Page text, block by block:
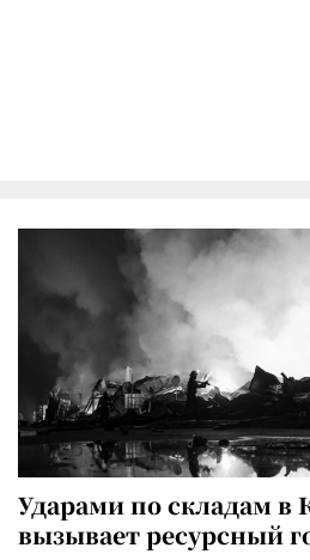
Ударами по складам в
вызывает ресурсный